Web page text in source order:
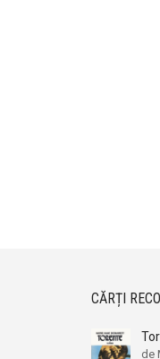
CĂRȚI
de